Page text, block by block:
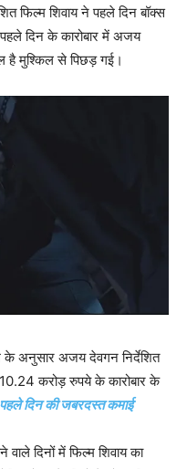
फिल्‍म शिवाय ने पहले दिन बॉक्‍स
दिन के कारोबार में अजय
है मुश्‍किल से पिछड़ गई।
के अनुसार अजय देवगन निर्देशित
करोड़ रुपये के कारोबार के
दिन की जबरदस्‍त कमाई
वाले दिनों में फिल्‍म शिवाय का